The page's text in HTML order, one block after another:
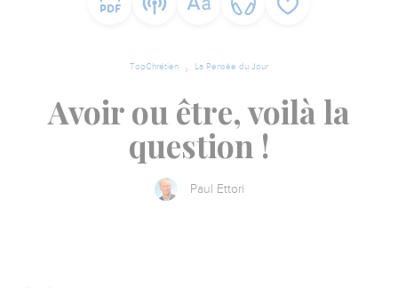
TopChrétien La Pensée du Jour
Avoir ou être, voilà la
question !
Paul Ettori